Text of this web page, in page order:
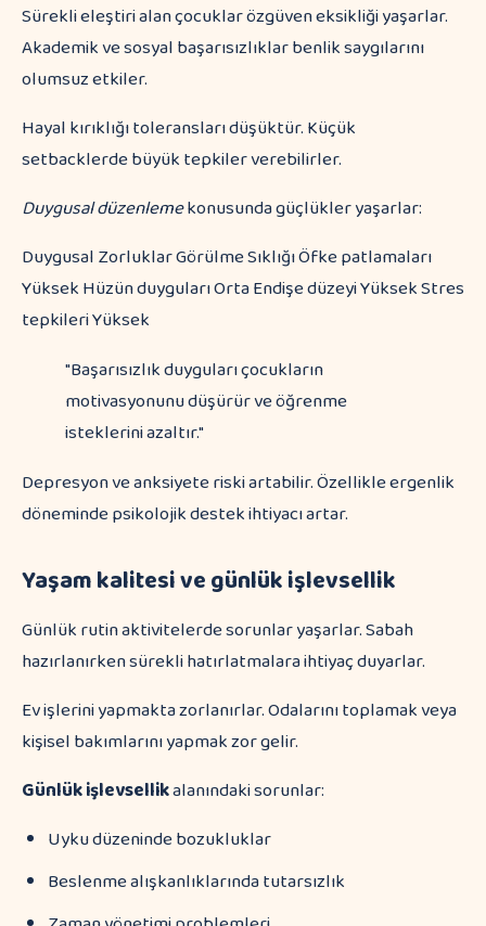
Sürekli eleştiri alan çocuklar özgüven eksikliği yaşarlar.
Akademik ve sosyal başarısızlıklar benlik saygılarını
olumsuz etkiler.
Hayal kırıklığı toleransları düşüktür. Küçük
setbacklerde büyük tepkiler verebilirler.
Duygusal düzenlemekonusunda güçlükler yaşarlar:
Duygusal Zorluklar Görülme Sıklığı Öfke patlamaları
Yüksek Hüzün duyguları Orta Endişe düzeyi Yüksek Stres
tepkileri Yüksek
"Başarısızlık duyguları çocukların
motivasyonunu düşürür ve öğrenme
isteklerini azaltır."
Depresyon ve anksiyete riski artabilir. Özellikle ergenlik
döneminde psikolojik destek ihtiyacı artar.
Yaşam kalitesi ve günlük işlevsellik
Günlük rutin aktivitelerde sorunlar yaşarlar. Sabah
hazırlanırken sürekli hatırlatmalara ihtiyaç duyarlar.
Ev işlerini yapmakta zorlanırlar. Odalarını toplamak veya
kişisel bakımlarını yapmak zor gelir.
Günlük işlevsellikalanındaki sorunlar:
Uyku düzeninde bozukluklar
Beslenme alışkanlıklarında tutarsızlık